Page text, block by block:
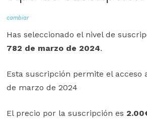
cambiar
Has seleccionado el nivel de
782 de marzo de 2024.
Esta suscripción permite el acceso
de marzo de 2024
El precio por la suscripción es